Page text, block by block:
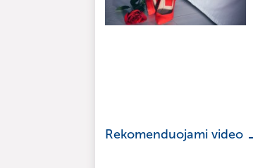
Rekomenduojami video